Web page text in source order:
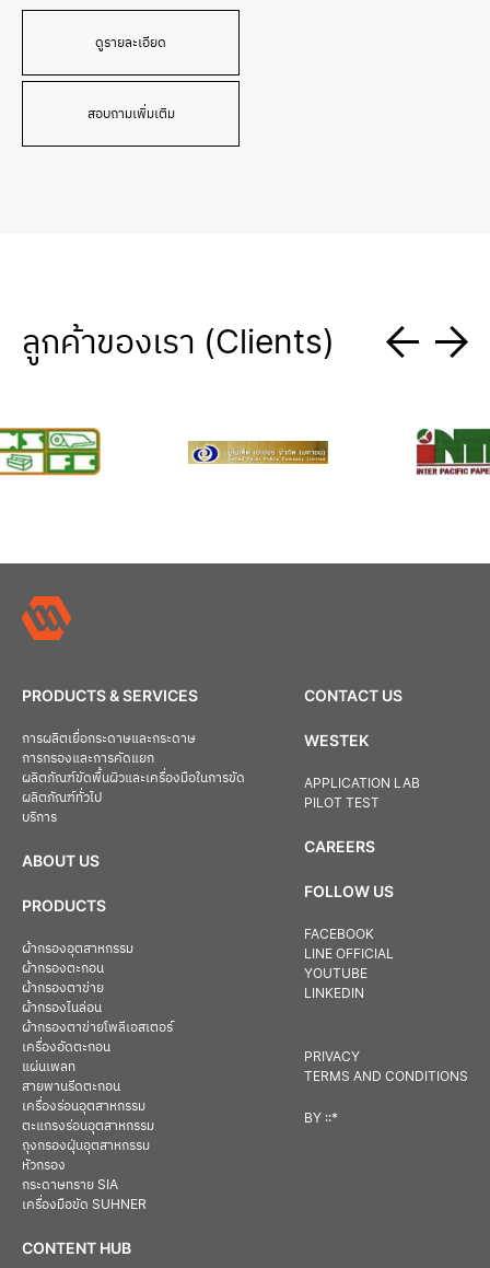
ดูรายละเอียด
สอบถามเพิ่มเติม
ลูกค้าของเรา (Clients)
PRODUCTS & SERVICES
การผลิตเยื่อกระดาษและกระดาษ
การกรองและการคัดแยก
ผลิตภัณฑ์ขัดพื้นผิวและเครื่องมือในการขัด
ผลิตภัณฑ์ทั่วไป
บริการ
ABOUT US
PRODUCTS
ผ้ากรองอุตสาหกรรม
ผ้ากรองตะกอน
ผ้ากรองตาข่าย
ผ้ากรองไนล่อน
ผ้ากรองตาข่ายโพลีเอสเตอร์
เครื่องอัดตะกอน
แผ่นเพลท
สายพานรีดตะกอน
เครื่องร่อนอุตสาหกรรม
ตะแกรงร่อนอุตสาหกรรม
ถุงกรองฝุ่นอุตสาหกรรม
หัวกรอง
กระดาษทราย SIA
เครื่องมือขัด SUHNER
CONTENT HUB
CONTACT US
WESTEK
APPLICATION LAB
PILOT TEST
CAREERS
FOLLOW US
FACEBOOK
LINE OFFICIAL
YOUTUBE
LINKEDIN
PRIVACY
TERMS AND CONDITIONS
BY ::*